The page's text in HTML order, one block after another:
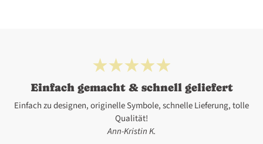
Einfach gemacht & schnell geliefert
Einfach zu designen, originelle Symbole, schnelle Lieferung, tolle
Qualität!
Ann-Kristin K.